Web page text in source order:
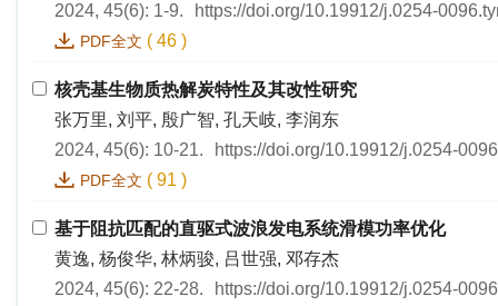
2024, 45(6): 1-9.
https://doi.org/10.19912/j.0254-
PDF全文 ( 46 )
核壳基生物质热解炭特性及其改性研究
张万里, 刘平, 殷广智, 孔天岐, 李润东
2024, 45(6): 10-21.
https://doi.org/10.19912/j.0254-
PDF全文 ( 91 )
基于阻抗匹配的直驱式波浪发电系统滑模功率优化
黄逸, 杨俊华, 林炳骏, 吕世强, 邓存杰
2024, 45(6): 22-28.
https://doi.org/10.19912/j.0254-